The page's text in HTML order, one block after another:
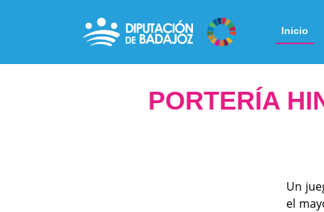
Inicio
PORTERÍA
Un
el